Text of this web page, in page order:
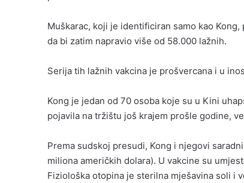
Muškarac, koji je identificiran samo kao
da bi zatim napravio više od 58.000 lažnih.
Serija tih lažnih vakcina je prošvercana i u
Kong je jedan od 70 osoba koje su u Kini
pojavila na tržištu još krajem prošle godine,
Prema sudskoj presudi, Kong i njegovi
miliona američkih dolara). U vakcine su
Fiziološka otopina je sterilna mješavina soli i